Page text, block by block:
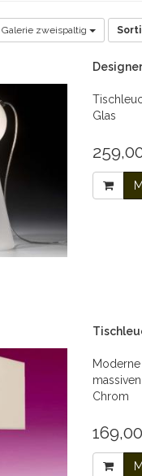
Galerie zweispaltig
Glas
Chrom